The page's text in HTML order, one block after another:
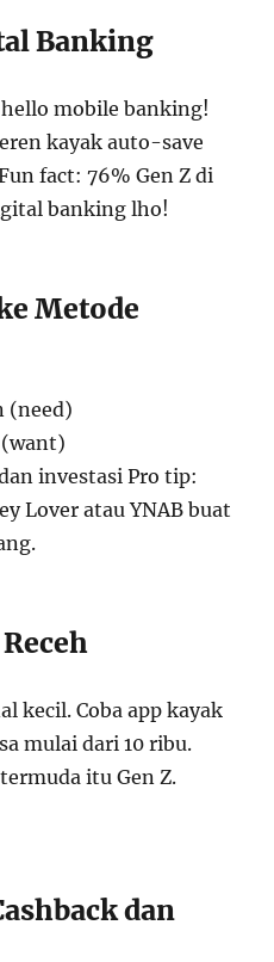
Banking
mobile banking!
kayak auto-save
fact: 76% Gen Z di
banking lho!
Metode
(need)
investasi Pro tip:
Lover atau YNAB buat
kecil. Coba app kayak
mulai dari 10 ribu.
itu Gen Z.
dan